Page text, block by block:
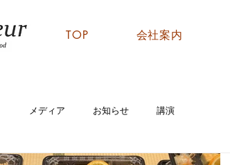
TOP 会社案内
メディア お知らせ 講演